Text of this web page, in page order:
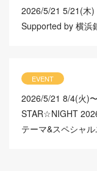
2026/5/21 5/21(木)
Supported by 横浜
EVENT
2026/5/21 8/4(火)
STAR☆NIGHT
テーマ&スペシャ